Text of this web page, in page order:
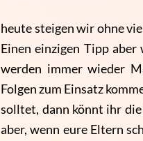
heute steigen wir ohne
Einen einzigen Tipp
werden immer wieder
Folgen zum Einsatz
solltet, dann könnt ihr die
aber, wenn eure Eltern